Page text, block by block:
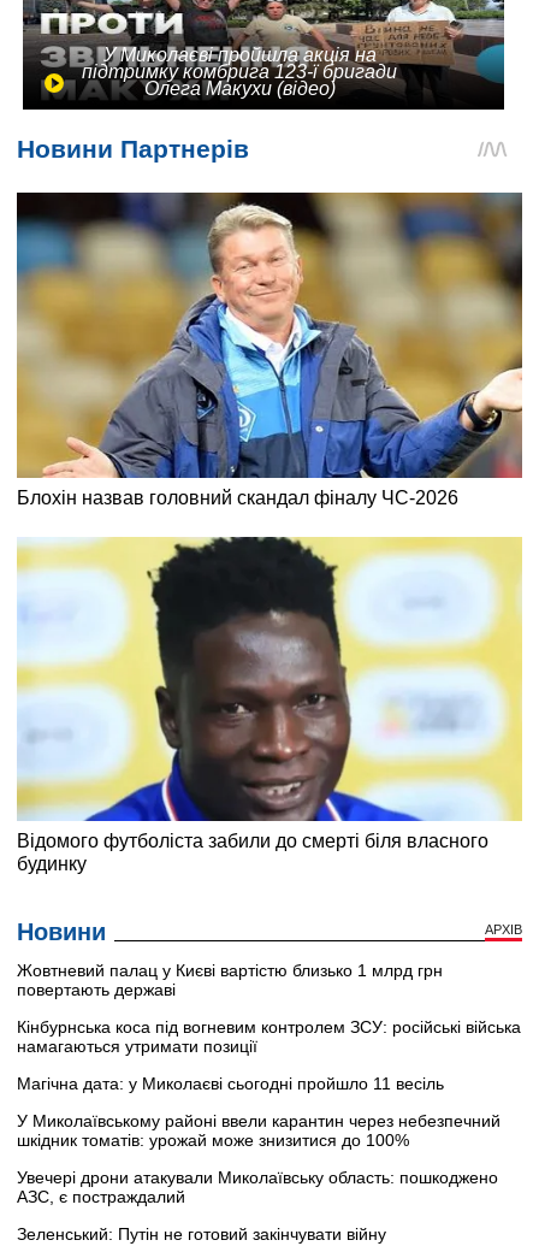
У Миколаєві пройшла акція на
підтримку комбрига 123-ї бригади
Олега Макухи (відео)
Новини АРХІВ
Жовтневий палац у Києві вартістю близько 1 млрд грн
повертають державі
Кінбурнська коса під вогневим контролем ЗСУ: російські війська
намагаються утримати позиції
Магічна дата: у Миколаєві сьогодні пройшло 11 весіль
У Миколаївському районі ввели карантин через небезпечний
шкідник томатів: урожай може знизитися до 100%
Увечері дрони атакували Миколаївську область: пошкоджено
АЗС, є постраждалий
Зеленський: Путін не готовий закінчувати війну